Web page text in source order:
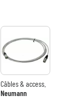
Câbles & access.
Neumann